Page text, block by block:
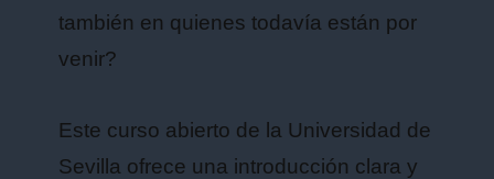
también en quienes todavía están por
venir?
Este curso abierto de la Universidad de
Sevilla ofrece una introducción clara y